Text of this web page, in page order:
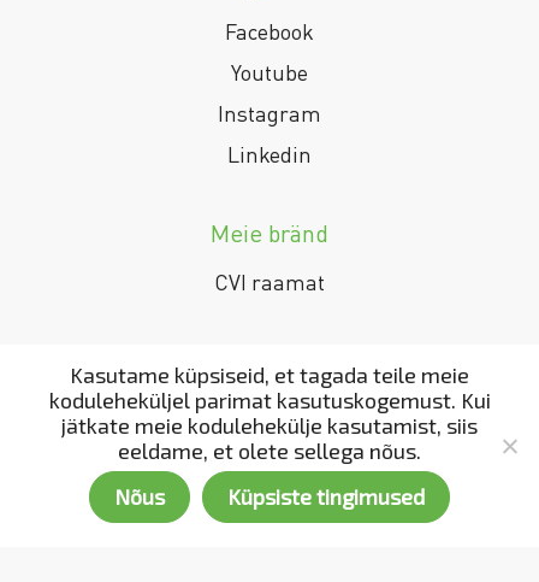
Facebook
Youtube
Instagram
Linkedin
Meie bränd
CVI raamat
Kasutame küpsiseid, et tagada teile meie
koduleheküljel parimat kasutuskogemust. Kui
jätkate meie kodulehekülje kasutamist, siis
eeldame, et olete sellega nõus.
Nõus
Küpsiste tingimused